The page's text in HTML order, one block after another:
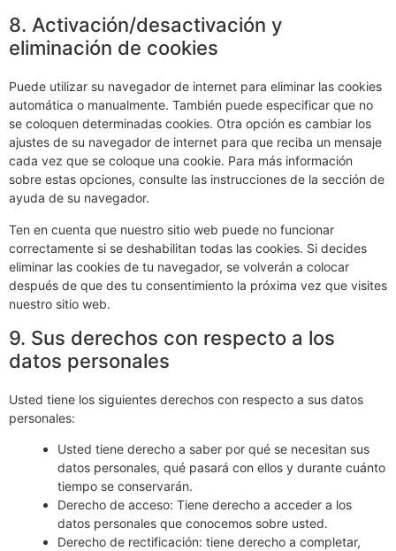
8. Activación/desactivación y
eliminación de cookies
Puede utilizar su navegador de internet para eliminar las cookies
automática o manualmente. También puede especificar que no
se coloquen determinadas cookies. Otra opción es cambiar los
ajustes de su navegador de internet para que reciba un mensaje
cada vez que se coloque una cookie. Para más información
sobre estas opciones, consulte las instrucciones de la sección de
ayuda de su navegador.
Ten en cuenta que nuestro sitio web puede no funcionar
correctamente si se deshabilitan todas las cookies. Si decides
eliminar las cookies de tu navegador, se volverán a colocar
después de que des tu consentimiento la próxima vez que visites
nuestro sitio web.
9. Sus derechos con respecto a los
datos personales
Usted tiene los siguientes derechos con respecto a sus datos
personales:
Usted tiene derecho a saber por qué se necesitan sus
datos personales, qué pasará con ellos y durante cuánto
tiempo se conservarán.
Derecho de acceso: Tiene derecho a acceder a los
datos personales que conocemos sobre usted.
Derecho de rectificación: tiene derecho a completar,